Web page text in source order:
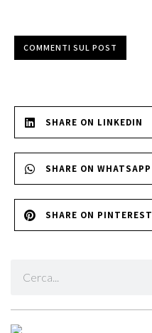
COMMENTI SUL POST
SHARE ON LINKEDIN
SHARE ON WHATSAPP
SHARE ON PINTEREST